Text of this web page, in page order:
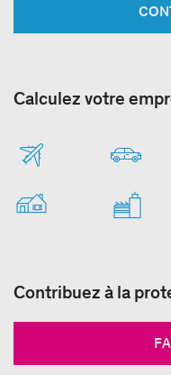
Calculez votre
Contribuez à la